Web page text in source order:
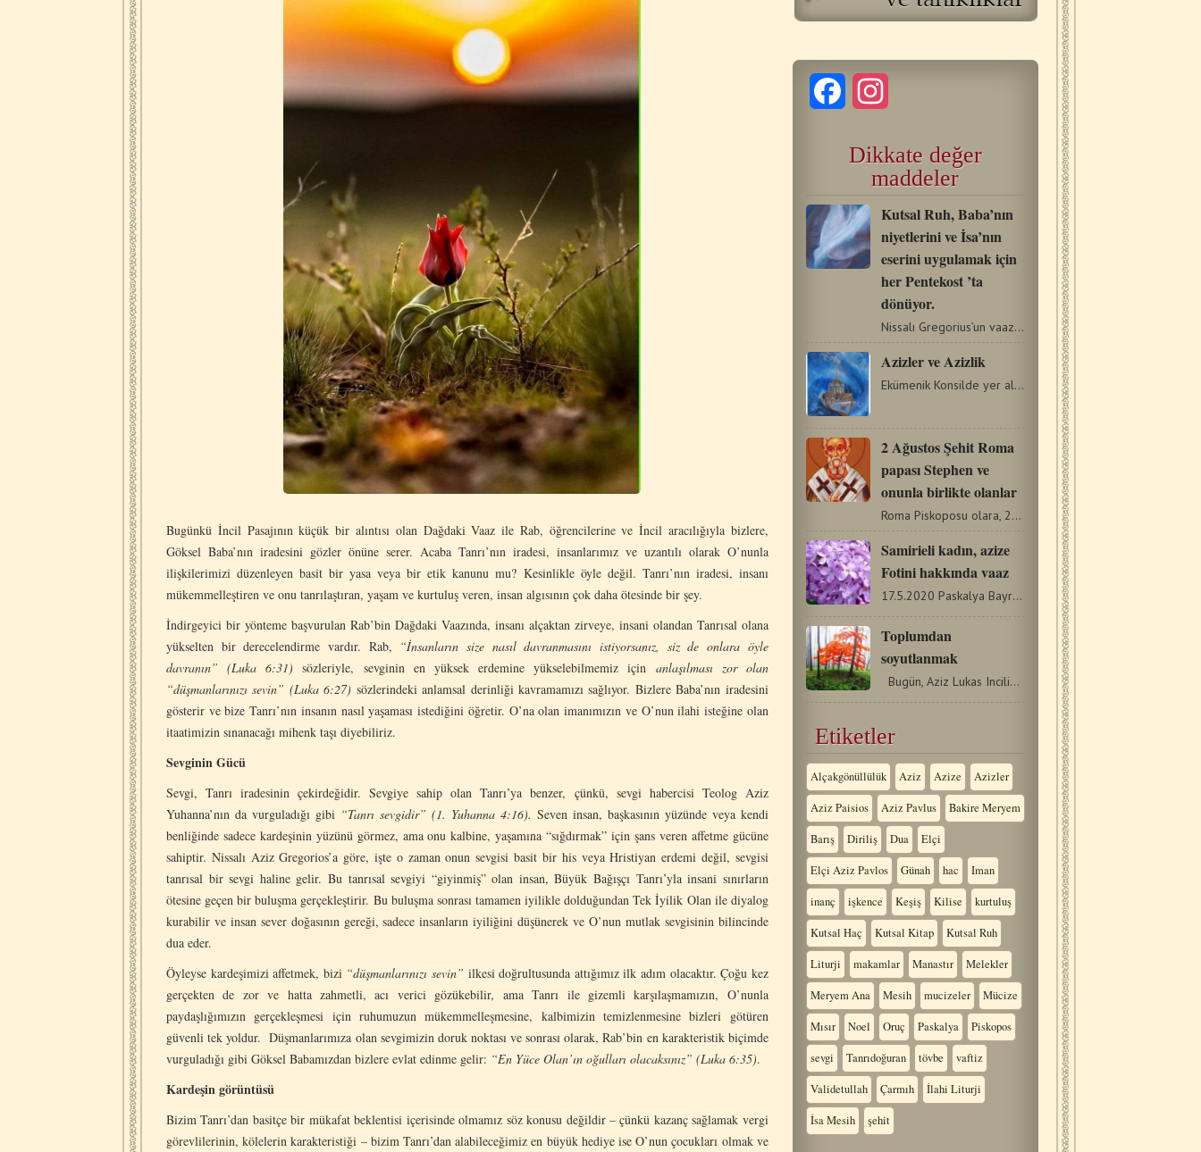
Bugünkü İncil Pasajının küçük bir alıntısı olan Dağdaki Vaaz ile Rab, öğrencilerine ve İncil aracılığıyla bizlere,
Göksel Baba’nın iradesini gözler önüne serer. Acaba Tanrı’nın iradesi, insanlarımız ve uzantılı olarak O’nunla
ilişkilerimizi düzenleyen basit bir yasa veya bir etik kanunu mu? Kesinlikle öyle değil. Tanrı’nın iradesi, insanı
mükemmelleştiren ve onu tanrılaştıran, yaşam ve kurtuluş veren, insan algısının çok daha ötesinde bir şey.
İndirgeyici bir yönteme başvurulan Rab’bin Dağdaki Vaazında, insanı alçaktan zirveye, insani olandan Tanrısal olana
yükselten bir derecelendirme vardır. Rab, “İnsanların size nasıl davranmasını istiyorsanız, siz de onlara öyle
davranın” (Luka 6:31)sözleriyle, sevginin en yüksek erdemine yükselebilmemiz için anlaşılması zor olan
“düşmanlarınızı sevin” (Luka 6:27) sözlerindeki anlamsal derinliği kavramamızı sağlıyor. Bizlere Baba’nın iradesini
gösterir ve bize Tanrı’nın insanın nasıl yaşaması istediğini öğretir. O’na olan imanımızın ve O’nun ilahi isteğine olan
itaatimizin sınanacağı mihenk taşı diyebiliriz.
Sevginin Gücü
Sevgi, Tanrı iradesinin çekirdeğidir. Sevgiye sahip olan Tanrı’ya benzer, çünkü, sevgi habercisi Teolog Aziz
Yuhanna’nın da vurguladığı gibi “Tanrı sevgidir” (1. Yuhanna 4:16). Seven insan, başkasının yüzünde veya kendi
benliğinde sadece kardeşinin yüzünü görmez, ama onu kalbine, yaşamına “sığdırmak” için şans veren affetme gücüne
sahiptir. Nissalı Aziz Gregorios’a göre, işte o zaman onun sevgisi basit bir his veya Hristiyan erdemi değil, sevgisi
tanrısal bir sevgi haline gelir. Bu tanrısal sevgiyi “giyinmiş” olan insan, Büyük Bağışçı Tanrı’yla insani sınırların
ötesine geçen bir buluşma gerçekleştirir. Bu buluşma sonrası tamamen iyilikle dolduğundan Tek İyilik Olan ile diyalog
kurabilir ve insan sever doğasının gereği, sadece insanların iyiliğini düşünerek ve O’nun mutlak sevgisinin bilincinde
dua eder.
Öyleyse kardeşimizi affetmek, bizi “düşmanlarınızı sevin” ilkesi doğrultusunda attığımız ilk adım olacaktır. Çoğu kez
gerçekten de zor ve hatta zahmetli, acı verici gözükebilir, ama Tanrı ile gizemli karşılaşmamızın, O’nunla
paydaşlığımızın gerçekleşmesi için ruhumuzun mükemmelleşmesine, kalbimizin temizlenmesine bizleri götüren
güvenli tek yoldur. Düşmanlarımıza olan sevgimizin doruk noktası ve sonrası olarak, Rab’bin en karakteristik biçimde
vurguladığı gibi Göksel Babamızdan bizlere evlat edinme gelir: “En Yüce Olan’ın oğulları olacaksınız” (Luka 6:35).
Kardeşin görüntüsü
Bizim Tanrı’dan basitçe bir mükafat beklentisi içerisinde olmamız söz konusu değildir – çünkü kazanç sağlamak vergi
görevlilerinin, kölelerin karakteristiği – bizim Tanrı’dan alabileceğimiz en büyük hediye ise O’nun çocukları olmak ve
Facebook
Dikkate değer
maddeler
Kutsal Ruh, Baba’nın
niyetlerini ve İsa’nın
eserini uygulamak için
her Pentekost ’ta
dönüyor.
Nissalı Gregorius’un vaazlarından Şayet sevgi gerçekten…
Azizler ve Azizlik
Ekümenik Konsilde yer alan Aziz Pederleri vePisidia &…
2 Ağustos Şehit Roma
papası Stephen ve
onunla birlikte olanlar
Roma Piskoposu olara, 254 yılından 257 yılına kadar, Novatian…
Samirieli kadın, azize
Fotini hakkında vaaz
17.5.2020 Paskalya Bayramı’ndan 4 hafta sonra andığımız…
Toplumdan
soyutlanmak
Bugün, Aziz Lukas Incilinden pasajlar okuduğumuz 6.Pazar…
Etiketler
Alçakgönüllülük Aziz Azize Azizler
Aziz Paisios Aziz Pavlus Bakire Meryem
Barış Diriliş Dua Elçi
Elçi Aziz Pavlos Günah hac Iman
inanç işkence Keşiş Kilise kurtuluş
Kutsal Haç Kutsal Kitap Kutsal Ruh
Liturji makamlar Manastır Melekler
Meryem Ana Mesih mucizeler Mücize
Mısır Noel Oruç Paskalya Piskopos
sevgi Tanrıdoğuran tövbe vaftiz
Validetullah Çarmıh İlahi Liturji
İsa Mesih şehit